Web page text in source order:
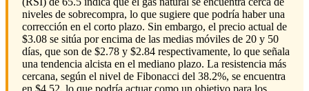
niveles de sobrecompra, lo que sugiere que podría haber una
corrección en el corto plazo. Sin embargo, el precio actual de
$3.08 se sitúa por encima de las medias móviles de 20 y 50
días, que son de $2.78 y $2.84 respectivamente, lo que señala
una tendencia alcista en el mediano plazo. La resistencia más
cercana, según el nivel de Fibonacci del 38.2%, se encuentra
en $4.52, lo que podría actuar como un objetivo para los